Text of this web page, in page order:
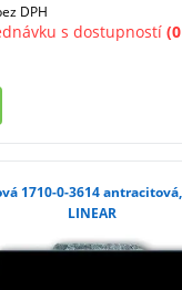
DPH
s dostupností
1710-0-3614 antracitová,
LINEAR